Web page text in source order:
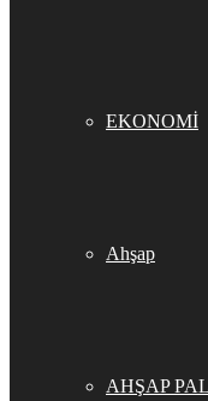
EKONOMİ
Ahşap
AHŞAP